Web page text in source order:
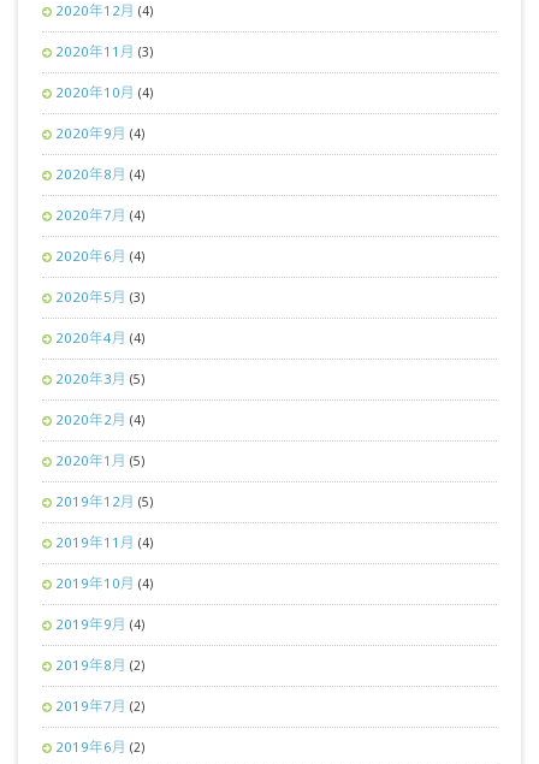
2020年12月 (4)
2020年11月 (3)
2020年10月 (4)
2020年9月 (4)
2020年8月 (4)
2020年7月 (4)
2020年6月 (4)
2020年5月 (3)
2020年4月 (4)
2020年3月 (5)
2020年2月 (4)
2020年1月 (5)
2019年12月 (5)
2019年11月 (4)
2019年10月 (4)
2019年9月 (4)
2019年8月 (2)
2019年7月 (2)
2019年6月 (2)